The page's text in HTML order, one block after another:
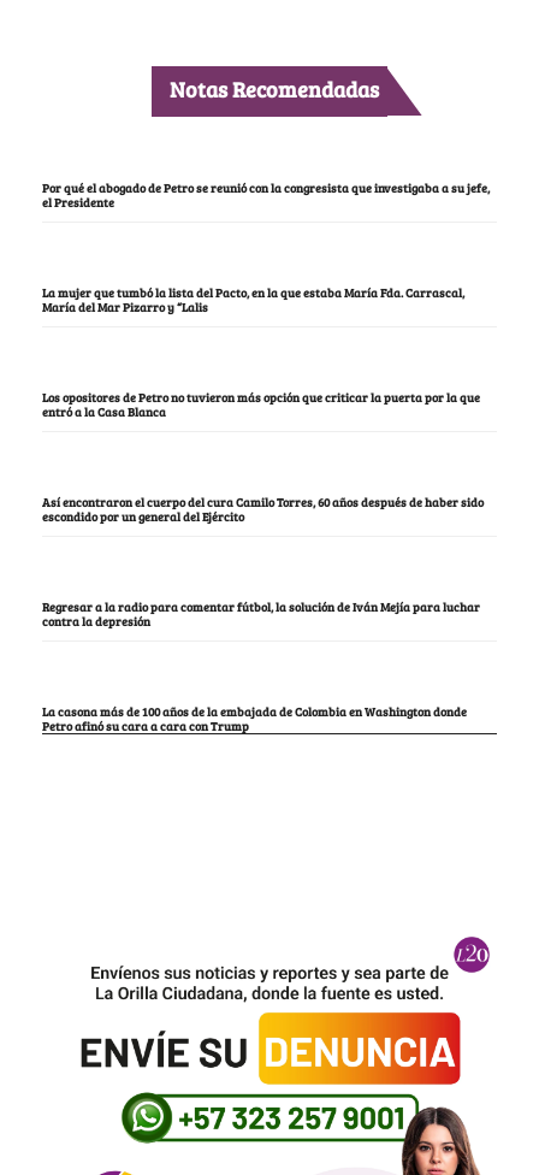
Notas Recomendadas
Por qué el abogado de Petro se reunió con la congresista que investigaba a su jefe,
el Presidente
La mujer que tumbó la lista del Pacto, en la que estaba María Fda. Carrascal,
María del Mar Pizarro y “Lalis
Los opositores de Petro no tuvieron más opción que criticar la puerta por la que
entró a la Casa Blanca
Así encontraron el cuerpo del cura Camilo Torres, 60 años después de haber sido
escondido por un general del Ejército
Regresar a la radio para comentar fútbol, la solución de Iván Mejía para luchar
contra la depresión
La casona más de 100 años de la embajada de Colombia en Washington donde
Petro afinó su cara a cara con Trump